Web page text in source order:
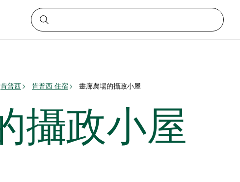
肯普西 肯普西 住宿 畫廊農場的攝政小屋
攝政小屋